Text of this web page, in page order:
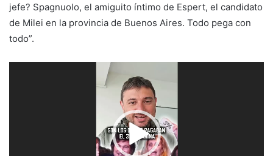
jefe? Spagnuolo, el amiguito íntimo de Espert, el candidato
de Milei en la provincia de Buenos Aires. Todo pega con
todo”.